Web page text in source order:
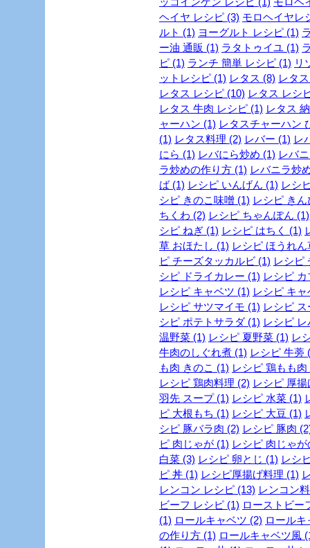
ヘイヤ レシピ (3) モロヘイヤレ
ルト (1) ヨーグルト レシピ (1)
ー油 通販 (1) ラタトゥイユ (1)
ピ (1) ランチ 簡単 レシピ (1) リ
ットレシピ (1) レタス (8) レタ
レタス レシピ (10) レタス レシ
レタス 牛肉 レシピ (1) レタス
ャーハン (1) レタスチャーハン
(1) レタス料理 (2) レバー (1) レ
にら (1) レバにら炒め (1) レバ
ラ炒めの作り方 (1) レバニラ炒
ば (1) レシピ いんげん (1) レシ
シピ きのこ味噌 (1) レシピ き
ちくわ (2) レシピ ちゃんぽん (1)
シピ ねぎ (1) レシピ はちく (1)
草 おほたし (1) レシピ ほうれ
ピ チーズタッカルビ (1) レシピ
シピ ドライカレー (1) レシピ
レシピ キャベツ (1) レシピ キ
レシピ サツマイモ (1) レシピ
シピ ポテトサラダ (1) レシピ
温野菜 (1) レシピ 夏野菜 (1) レ
牛肉のしぐれ煮 (1) レシピ 牛蒡
も肉 きのこ (1) レシピ 鶏もも
レシピ 鶏肉料理 (2) レシピ 厚揚
羽先 スープ (1) レシピ 水菜 (1)
ピ 大根もち (1) レシピ 大豆 (1)
シピ 豚バラ肉 (2) レシピ 豚肉
ピ 肉じゃが (1) レシピ 肉じゃ
白菜 (3) レシピ 卵とじ (1) レシ
ピ 丼 (1) レシピ厚揚げ料理 (1)
レンコン レシピ (13) レンコン
ビーフ レシピ (1) ローストビー
(1) ロールキャベツ (2) ロールキ
の作り方 (1) ロールキャベツ風